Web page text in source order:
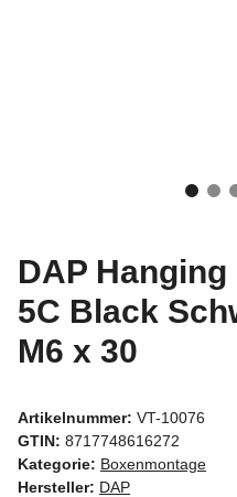
DAP
5C Black
M6 x 30
Artikelnummer: VT-10076
GTIN: 8717748616272
Kategorie: Boxenmontage
Hersteller: DAP